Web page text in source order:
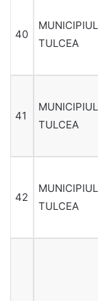
40
MUNICIPIUL
TULCEA
41
MUNICIPIUL
TULCEA
42
MUNICIPIUL
TULCEA